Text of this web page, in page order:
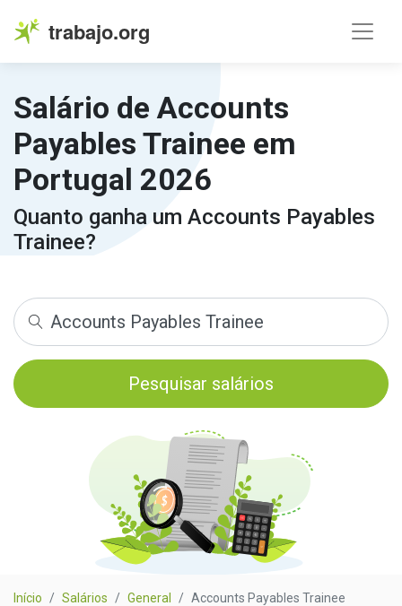
trabajo.org
Salário de Accounts
Payables Trainee em
Portugal 2026
Quanto ganha um Accounts Payables
Trainee?
Pesquisar salários
Início Salários General Accounts Payables Trainee